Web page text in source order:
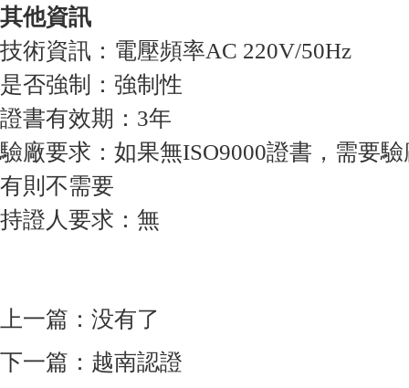
其他資訊
技術資訊：電壓頻率AC 220V/50Hz
是否強制：強制性
證書有效期：3年
驗廠要求：如果無ISO9000證書，需要
有則不需要
持證人要求：無
上一篇：没有了
下一篇： 越南認證